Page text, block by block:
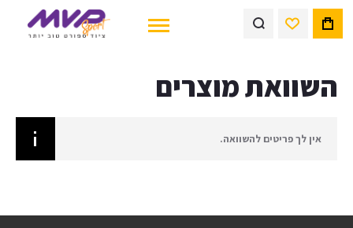
השוואת מוצרים
אין לך פריטים להשוואה.